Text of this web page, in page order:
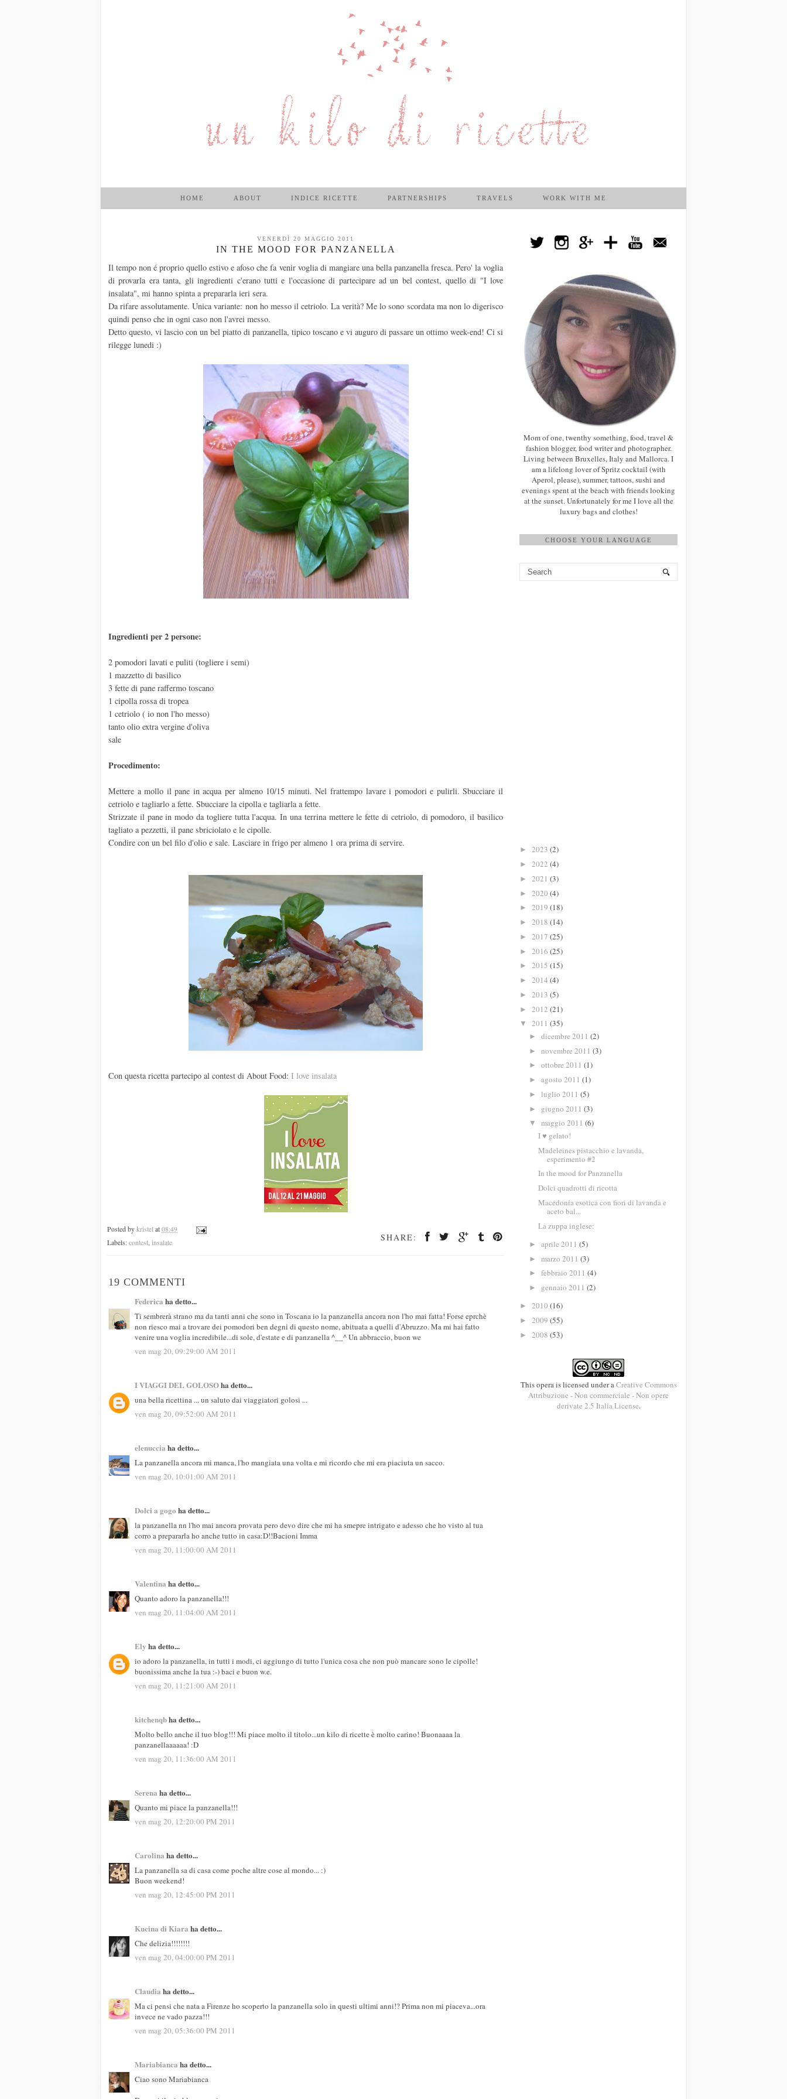
HOME ABOUT INDICE RICETTE PARTNERSHIPS TRAVELS WORK WITH ME
VENERDÌ 20 MAGGIO 2011
IN THE MOOD FOR PANZANELLA
Il tempo non é proprio quello estivo e afoso che fa venir voglia di mangiare una bella panzanella fresca. Pero' la voglia
di provarla era tanta, gli ingredienti c'erano tutti e l'occasione di partecipare ad un bel contest, quello di "I love
insalata", mi hanno spinta a prepararla ieri sera.
Da rifare assolutamente. Unica variante: non ho messo il cetriolo. La verità? Me lo sono scordata ma non lo digerisco
quindi penso che in ogni caso non l'avrei messo.
Detto questo, vi lascio con un bel piatto di panzanella, tipico toscano e vi auguro di passare un ottimo week-end! Ci si
rilegge lunedi :)
Ingredienti per 2 persone:
2 pomodori lavati e puliti (togliere i semi)
1 mazzetto di basilico
3 fette di pane raffermo toscano
1 cipolla rossa di tropea
1 cetriolo ( io non l'ho messo)
tanto olio extra vergine d'oliva
sale
Procedimento:
Mettere a mollo il pane in acqua per almeno 10/15 minuti. Nel frattempo lavare i pomodori e pulirli. Sbucciare il
cetriolo e tagliarlo a fette. Sbucciare la cipolla e tagliarla a fette.
Strizzate il pane in modo da togliere tutta l'acqua. In una terrina mettere le fette di cetriolo, di pomodoro, il basilico
tagliato a pezzetti, il pane sbriciolato e le cipolle.
Condire con un bel filo d'olio e sale. Lasciare in frigo per almeno 1 ora prima di servire.
Con questa ricetta partecipo al contest di About Food: I love insalata
SHARE:
Posted by kristel at 08:49
Labels: contest, insalate
19 COMMENTI
Federica ha detto...
Ti sembrerà strano ma da tanti anni che sono in Toscana io la panzanella ancora non l'ho mai fatta! Forse eprchè
non riesco mai a trovare dei pomodori ben degni di questo nome, abituata a quelli d'Abruzzo. Ma mi hai fatto
venire una voglia incredibile...di sole, d'estate e di panzanella ^__^ Un abbraccio, buon we
ven mag 20, 09:29:00 AM 2011
I VIAGGI DEL GOLOSOha detto...
una bella ricettina ... un saluto dai viaggiatori golosi ...
ven mag 20, 09:52:00 AM 2011
elenuccia ha detto...
La panzanella ancora mi manca, l'ho mangiata una volta e mi ricordo che mi era piaciuta un sacco.
ven mag 20, 10:01:00 AM 2011
Dolci a gogo ha detto...
la panzanella nn l'ho mai ancora provata pero devo dire che mi ha smepre intrigato e adesso che ho visto al tua
corro a prepararla ho anche tutto in casa:D!!Bacioni Imma
ven mag 20, 11:00:00 AM 2011
Valentina ha detto...
Quanto adoro la panzanella!!!
ven mag 20, 11:04:00 AM 2011
Ely ha detto...
io adoro la panzanella, in tutti i modi, ci aggiungo di tutto l'unica cosa che non può mancare sono le cipolle!
buonissima anche la tua :-) baci e buon w.e.
ven mag 20, 11:21:00 AM 2011
kitchenqbha detto...
Molto bello anche il tuo blog!!! Mi piace molto il titolo...un kilo di ricette è molto carino! Buonaaaa la
panzanellaaaaaa! :D
ven mag 20, 11:36:00 AM 2011
Serena ha detto...
Quanto mi piace la panzanella!!!
ven mag 20, 12:20:00 PM 2011
Carolina ha detto...
La panzanella sa di casa come poche altre cose al mondo... :)
Buon weekend!
ven mag 20, 12:45:00 PM 2011
Kucina di Kiara ha detto...
Che delizia!!!!!!!!
ven mag 20, 04:00:00 PM 2011
Claudia ha detto...
Ma ci pensi che nata a Firenze ho scoperto la panzanella solo in questi ultimi anni!? Prima non mi piaceva...ora
invece ne vado pazza!!!
ven mag 20, 05:36:00 PM 2011
Mariabianca ha detto...
Ciao sono Mariabianca
Mom of one, twenthy something, food, travel &
fashion blogger, food writer and photographer.
Living between Bruxelles, Italy and Mallorca. I
am a lifelong lover of Spritz cocktail (with
Aperol, please), summer, tattoos, sushi and
evenings spent at the beach with friends looking
at the sunset. Unfortunately for me I love all the
luxury bags and clothes!
CHOOSE YOUR LANGUAGE
► 2023 (2)
► 2022 (4)
► 2021 (3)
► 2020 (4)
► 2019 (18)
► 2018 (14)
► 2017 (25)
► 2016 (25)
► 2015 (15)
► 2014 (4)
► 2013 (5)
► 2012 (21)
▼ 2011 (35)
► dicembre 2011 (2)
► novembre 2011 (3)
► ottobre 2011 (1)
► agosto 2011 (1)
► luglio 2011 (5)
► giugno 2011 (3)
▼ maggio 2011 (6)
I ♥ gelato!
Madeleines pistacchio e lavanda,
esperimento #2
In the mood for Panzanella
Dolci quadrotti di ricotta
Macedonia esotica con fiori di lavanda e
aceto bal...
La zuppa inglese:
► aprile 2011 (5)
► marzo 2011 (3)
► febbraio 2011 (4)
► gennaio 2011 (2)
► 2010 (16)
► 2009 (55)
► 2008 (53)
This opera is licensed under aCreative Commons
Attribuzione - Non commerciale - Non opere
derivate 2.5 Italia License.